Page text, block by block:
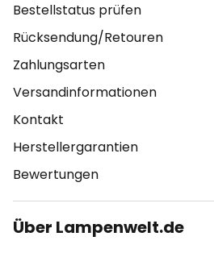
Bestellstatus prüfen
Rücksendung/Retouren
Zahlungsarten
Versandinformationen
Kontakt
Herstellergarantien
Bewertungen
Über Lampenwelt.de